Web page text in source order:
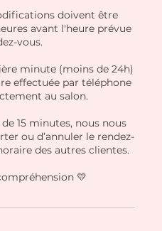
doivent être
avant l'heure prévue
vous.
minute (moins de 24h)
effectuée par téléphone
au salon.
15 minutes, nous nous
ou d’annuler le rendez-
des autres clientes.
💛